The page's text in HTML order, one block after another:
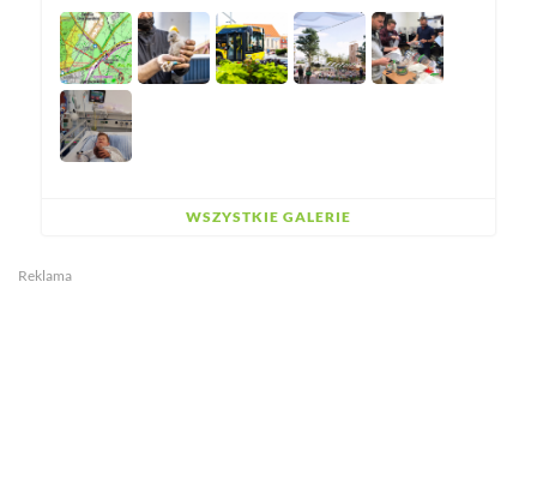
WSZYSTKIE GALERIE
Reklama